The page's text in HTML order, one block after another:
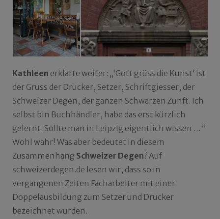
Kathleen erklärte weiter: „‘Gott grüss die Kunst‘ ist
der Gruss der Drucker, Setzer, Schriftgiesser, der
Schweizer Degen, der ganzen Schwarzen Zunft. Ich
selbst bin Buchhändler, habe das erst kürzlich
gelernt. Sollte man in Leipzig eigentlich wissen …“
Wohl wahr! Was aber bedeutet in diesem
Zusammenhang Schweizer Degen? Auf
schweizerdegen.de lesen wir, dass so in
vergangenen Zeiten Facharbeiter mit einer
Doppelausbildung zum Setzer und Drucker
bezeichnet wurden.